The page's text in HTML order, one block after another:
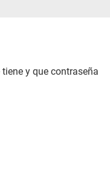
y que contraseña